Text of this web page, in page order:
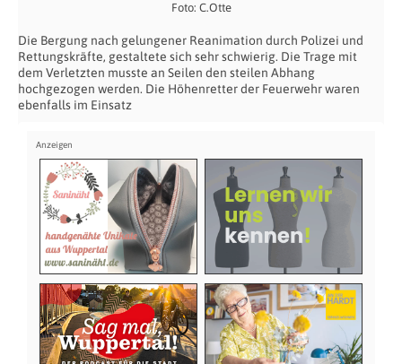
Foto: C.Otte
Die Bergung nach gelungener Reanimation durch Polizei und
Rettungskräfte, gestaltete sich sehr schwierig. Die Trage mit
dem Verletzten musste an Seilen den steilen Abhang
hochgezogen werden. Die Höhenretter der Feuerwehr waren
ebenfalls im Einsatz